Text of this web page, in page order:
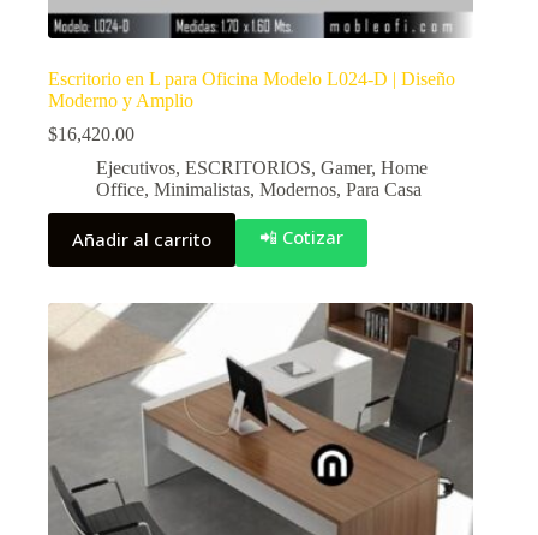
Escritorio en L para Oficina Modelo L024-D | Diseño
Moderno y Amplio
$16,420.00
Ejecutivos, ESCRITORIOS, Gamer, Home
Office, Minimalistas, Modernos, Para Casa
Añadir al carrito 📲 Cotizar